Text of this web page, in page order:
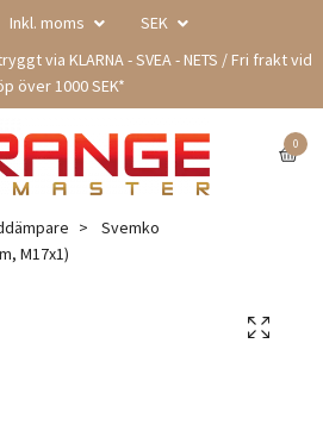
Inkl. moms
SEK
via KLARNA - SVEA - NETS / Fri frakt vid
över 1000 SEK*
0
Svemko
M17x1)